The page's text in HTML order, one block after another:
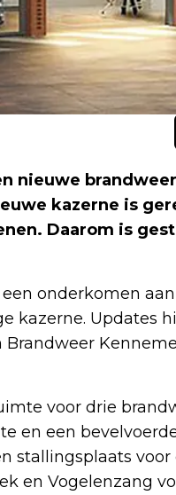
nieuwe
kazerne is
Daarom is
onderkomen
kazerne. Updates
voor drie
en een
stallingsplaats
en Vogelenzang